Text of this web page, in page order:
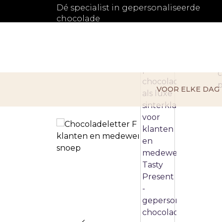
Dé specialist in gepersonaliseerde
chocolade
VOOR ELKE DAG